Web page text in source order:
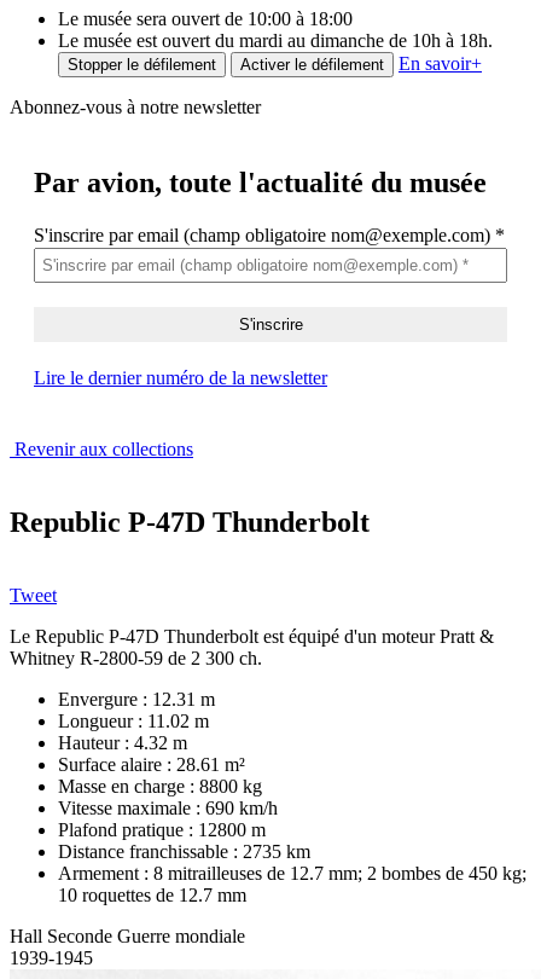
Le musée sera ouvert de 10:00 à 18:00
Le musée est ouvert du mardi au dimanche de 10h à 18h.
Stopper le défilement Activer le défilement En savoir+
Abonnez-vous à notre newsletter
Par avion, toute l'actualité du musée
S'inscrire par email (champ obligatoire nom@exemple.com) *
Lire le dernier numéro de la newsletter
Revenir aux collections
Republic P-47D Thunderbolt
Tweet
Le Republic P-47D Thunderbolt est équipé d'un moteur Pratt &
Whitney R-2800-59 de 2 300 ch.
Envergure : 12.31 m
Longueur : 11.02 m
Hauteur : 4.32 m
Surface alaire : 28.61 m²
Masse en charge : 8800 kg
Vitesse maximale : 690 km/h
Plafond pratique : 12800 m
Distance franchissable : 2735 km
Armement : 8 mitrailleuses de 12.7 mm; 2 bombes de 450 kg;
10 roquettes de 12.7 mm
Hall Seconde Guerre mondiale
1939-1945